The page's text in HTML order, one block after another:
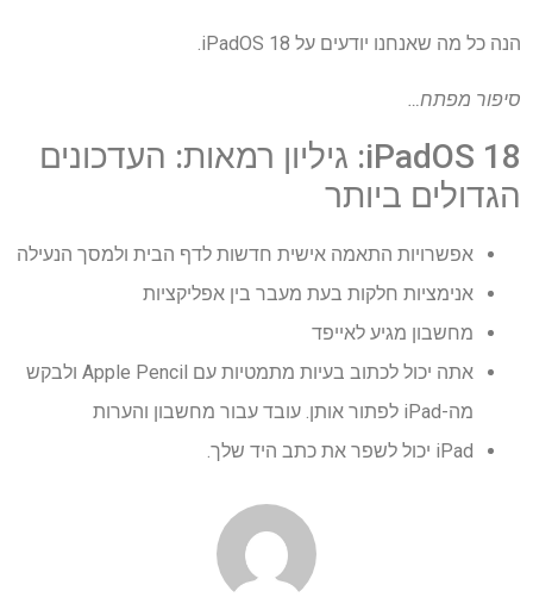
הנה כל מה שאנחנו יודעים על iPadOS 18.
סיפור מפתח…
iPadOS 18: גיליון רמאות: העדכונים
הגדולים ביותר
אפשרויות התאמה אישית חדשות לדף הבית ולמסך הנעילה
אנימציות חלקות בעת מעבר בין אפליקציות
מחשבון מגיע לאייפד
אתה יכול לכתוב בעיות מתמטיות עם Apple Pencil ולבקש
מה-iPad לפתור אותן. עובד עבור מחשבון והערות
iPad יכול לשפר את כתב היד שלך.